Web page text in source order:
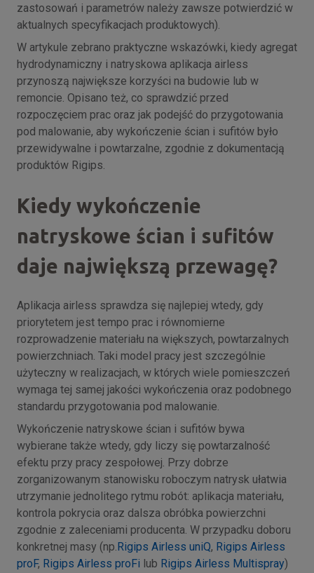
zastosowań i parametrów należy zawsze potwierdzić w
aktualnych specyfikacjach produktowych).
W artykule zebrano praktyczne wskazówki, kiedy agregat
hydrodynamiczny i natryskowa aplikacja airless
przynoszą największe korzyści na budowie lub w
remoncie. Opisano też, co sprawdzić przed
rozpoczęciem prac oraz jak podejść do przygotowania
pod malowanie, aby wykończenie ścian i sufitów było
przewidywalne i powtarzalne, zgodnie z dokumentacją
produktów Rigips.
Kiedy wykończenie
natryskowe ścian i sufitów
daje największą przewagę?
Aplikacja airless sprawdza się najlepiej wtedy, gdy
priorytetem jest tempo prac i równomierne
rozprowadzenie materiału na większych, powtarzalnych
powierzchniach. Taki model pracy jest szczególnie
użyteczny w realizacjach, w których wiele pomieszczeń
wymaga tej samej jakości wykończenia oraz podobnego
standardu przygotowania pod malowanie.
Wykończenie natryskowe ścian i sufitów bywa
wybierane także wtedy, gdy liczy się powtarzalność
efektu przy pracy zespołowej. Przy dobrze
zorganizowanym stanowisku roboczym natrysk ułatwia
utrzymanie jednolitego rytmu robót: aplikacja materiału,
kontrola pokrycia oraz dalsza obróbka powierzchni
zgodnie z zaleceniami producenta. W przypadku doboru
konkretnej masy (np. Rigips Airless uniQ, Rigips Airless
proF, Rigips Airless proFi lub Rigips Airless Multispray)